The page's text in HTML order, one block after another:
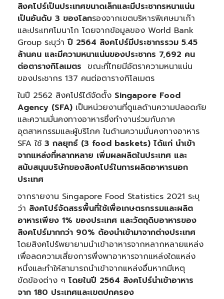
สิงคโปร์เป็นประเทศขนาดเล็กและมีประชากรหนาแน่น
เป็นอันดับ 3 ของโลกรองจากเขตบริหารพิเศษมาเก๊า
และประเทศโมนาโก โดยจากข้อมูลของ World Bank
Group ระบุว่า ปี 2564 สิงคโปร์มีประชากรรวม 5.45
ล้านคน และมีความหนาแน่นของประชากร 7,692 คน
ต่อตารางกิโลเมตร ขณะที่ไทยมีอัตราความหนาแน่น
ของประชากร 137 คนต่อตารางกิโลเมตร
ในปี 2562 สิงคโปร์ได้จัดตั้ง Singapore Food
Agency (SFA) เป็นหน่วยงานที่ดูแลด้านความปลอดภัย
และความมั่นคงทางอาหารซึ่งทำงานร่วมกับภาค
อุตสาหกรรมและผู้บริโภค ในด้านความมั่นคงทางอาหาร
SFA ใช้ 3 กลยุทธ์ (3 food baskets) ได้แก่ นำเข้า
จากแหล่งที่หลากหลาย เพิ่มผลผลิตในประเทศ และ
สนับสนุนบริษัทของสิงคโปร์ในการผลิตอาหารนอก
ประเทศ
จากรายงาน Singapore Food Statistics 2021 ระบุ
ว่า สิงคโปร์จัดสรรพื้นที่ใช้เพื่อเกษตรกรรมและผลิต
อาหารเพียง 1% ของประเทศ และวัตถุดิบอาหารของ
สิงคโปร์มากกว่า 90% ต้องนำเข้ามาจากต่างประเทศ
โดยสิงคโปร์พยายามนำเข้าอาหารจากหลากหลายแหล่ง
เพื่อลดความเสี่ยงการพึ่งพาอาหารจากแหล่งใดแหล่ง
หนึ่งและทำให้สามารถนำเข้าจากแหล่งอื่นหากมีเหตุ
ขัดข้องต่าง ๆ โดยในปี 2564 สิงคโปร์นำเข้าอาหาร
จาก 180 ประเทศและเขตปกครอง